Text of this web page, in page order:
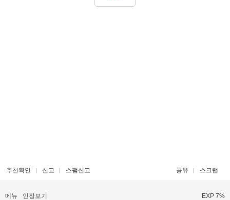
추천확인 신고 스팸신고 공유 스크랩
메뉴 인장보기 EXP 7%